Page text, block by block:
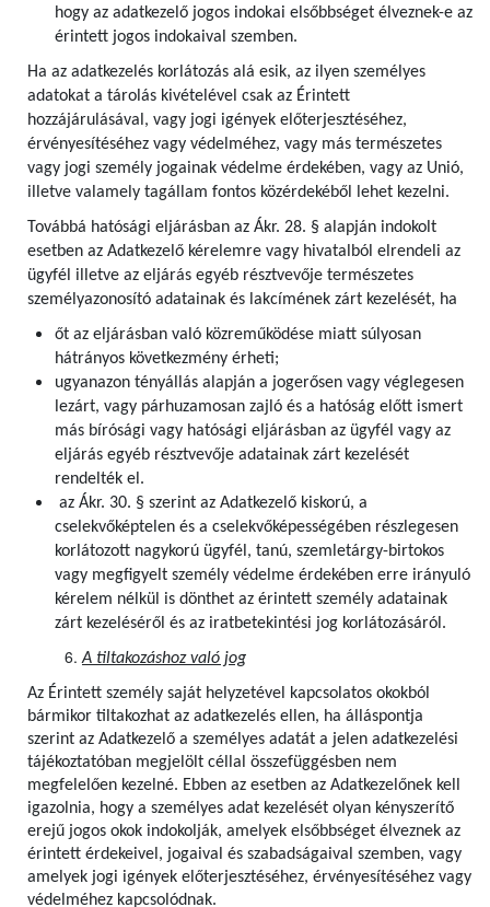
hogy az adatkezelő jogos indokai elsőbbséget élveznek-e az
érintett jogos indokaival szemben.
Ha az adatkezelés korlátozás alá esik, az ilyen személyes
adatokat a tárolás kivételével csak az Érintett
hozzájárulásával, vagy jogi igények előterjesztéséhez,
érvényesítéséhez vagy védelméhez, vagy más természetes
vagy jogi személy jogainak védelme érdekében, vagy az Unió,
illetve valamely tagállam fontos közérdekéből lehet kezelni.
Továbbá hatósági eljárásban az Ákr. 28. § alapján indokolt
esetben az Adatkezelő kérelemre vagy hivatalból elrendeli az
ügyfél illetve az eljárás egyéb résztvevője természetes
személyazonosító adatainak és lakcímének zárt kezelését, ha
őt az eljárásban való közreműködése miatt súlyosan
hátrányos következmény érheti;
ugyanazon tényállás alapján a jogerősen vagy véglegesen
lezárt, vagy párhuzamosan zajló és a hatóság előtt ismert
más bírósági vagy hatósági eljárásban az ügyfél vagy az
eljárás egyéb résztvevője adatainak zárt kezelését
rendelték el.
az Ákr. 30. § szerint az Adatkezelő kiskorú, a
cselekvőképtelen és a cselekvőképességében részlegesen
korlátozott nagykorú ügyfél, tanú, szemletárgy-birtokos
vagy megfigyelt személy védelme érdekében erre irányuló
kérelem nélkül is dönthet az érintett személy adatainak
zárt kezeléséről és az iratbetekintési jog korlátozásáról.
A tiltakozáshoz való jog
Az Érintett személy saját helyzetével kapcsolatos okokból
bármikor tiltakozhat az adatkezelés ellen, ha álláspontja
szerint az Adatkezelő a személyes adatát a jelen adatkezelési
tájékoztatóban megjelölt céllal összefüggésben nem
megfelelően kezelné. Ebben az esetben az Adatkezelőnek kell
igazolnia, hogy a személyes adat kezelését olyan kényszerítő
erejű jogos okok indokolják, amelyek elsőbbséget élveznek az
érintett érdekeivel, jogaival és szabadságaival szemben, vagy
amelyek jogi igények előterjesztéséhez, érvényesítéséhez vagy
védelméhez kapcsolódnak.